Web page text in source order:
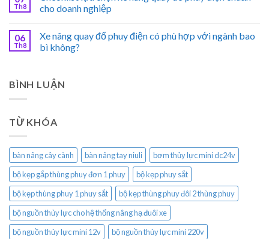
Th8
cho doanh nghiệp
06
Th8
Xe nâng quay đổ phuy điện có phù hợp với ngành bao
bì không?
BÌNH LUẬN
TỪ KHÓA
bàn nâng cây cành bàn nâng tay niuli
bơm thủy lực mini dc24v
bộ kẹp gắp thùng phuy đơn 1 phuy
bộ kẹp phuy sắt
bộ kẹp thùng phuy 1 phuy sắt
bộ kẹp thùng phuy đôi 2 thùng phuy
bộ nguồn thủy lực cho hệ thống nâng hạ đuôi xe
bộ nguồn thủy lực mini 12v
bộ nguồn thủy lực mini 220v